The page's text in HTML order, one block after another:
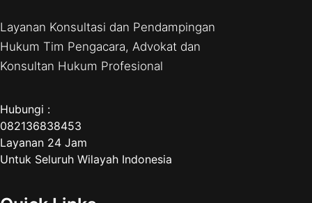
Layanan Konsultasi dan Pendampingan
Hukum Tim Pengacara, Advokat dan
Konsultan Hukum Profesional
Hubungi :
082136838453
Layanan 24 Jam
Untuk Seluruh Wilayah Indonesia